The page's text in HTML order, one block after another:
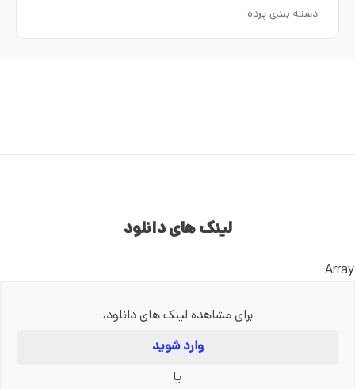
-دسته بندی پرده
لینک های دانلود
Array
برای مشاهده لینک های دانلود،
وارد شوید
یا